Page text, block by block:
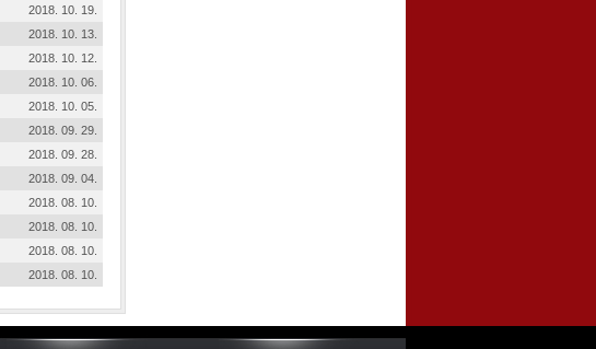
2018. 10. 19.
2018. 10. 13.
2018. 10. 12.
2018. 10. 06.
2018. 10. 05.
2018. 09. 29.
2018. 09. 28.
2018. 09. 04.
2018. 08. 10.
2018. 08. 10.
2018. 08. 10.
2018. 08. 10.